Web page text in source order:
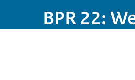
BPR 22: